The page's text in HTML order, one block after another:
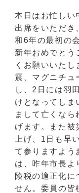
本日はお忙しい
出席をいただき
和6年の最初の
新年おめでとう
くお願いいた
震、マグニチュ
し、2日には羽
けとなってしま
まして亡くなら
げます。また被
上げ、1日も早
て参りますよう
は、昨年市長よ
険税の適正化に
せん。委員の皆